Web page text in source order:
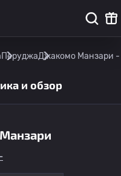
ПеруджаДжакомо Манзари -
и обзор